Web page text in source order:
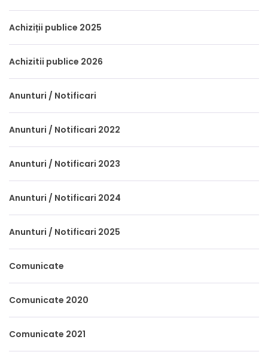
Achiziții publice 2025
Achizitii publice 2026
Anunturi / Notificari
Anunturi / Notificari 2022
Anunturi / Notificari 2023
Anunturi / Notificari 2024
Anunturi / Notificari 2025
Comunicate
Comunicate 2020
Comunicate 2021